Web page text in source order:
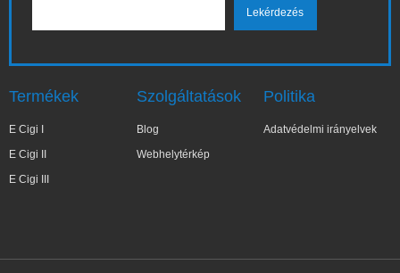
Termékek
E Cigi I
E Cigi II
E Cigi III
Szolgáltatások
Blog
Webhelytérkép
Politika
Adatvédelmi irányelvek